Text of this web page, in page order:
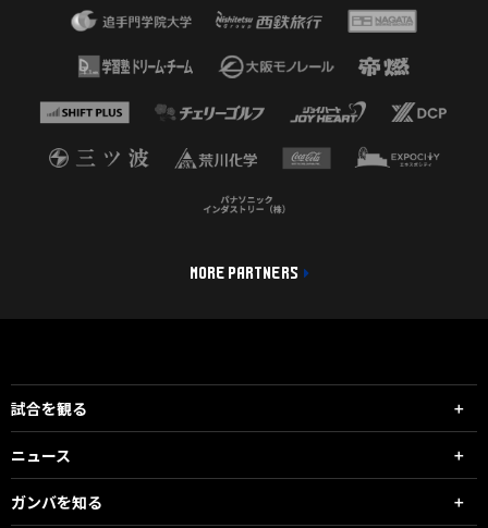
MORE PARTNERS
試合を観る
ニュース
ガンバを知る